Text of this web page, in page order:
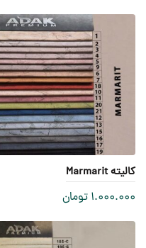
کالیته Marmarit
1.000.000 تومان